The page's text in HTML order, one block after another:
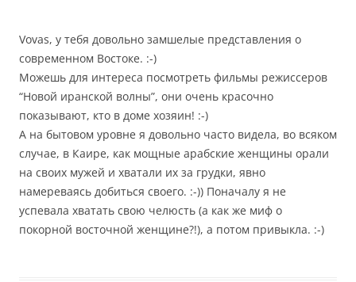
Vovas, у тебя довольно замшелые представления о
современном Востоке. :-)
Можешь для интереса посмотреть фильмы режиссеров
“Новой иранской волны”, они очень красочно
показывают, кто в доме хозяин! :-)
А на бытовом уровне я довольно часто видела, во всяком
случае, в Каире, как мощные арабские женщины орали
на своих мужей и хватали их за грудки, явно
намереваясь добиться своего. :-)) Поначалу я не
успевала хватать свою челюсть (а как же миф о
покорной восточной женщине?!), а потом привыкла. :-)